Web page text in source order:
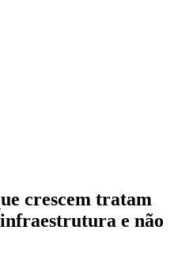
crescem tratam
e não